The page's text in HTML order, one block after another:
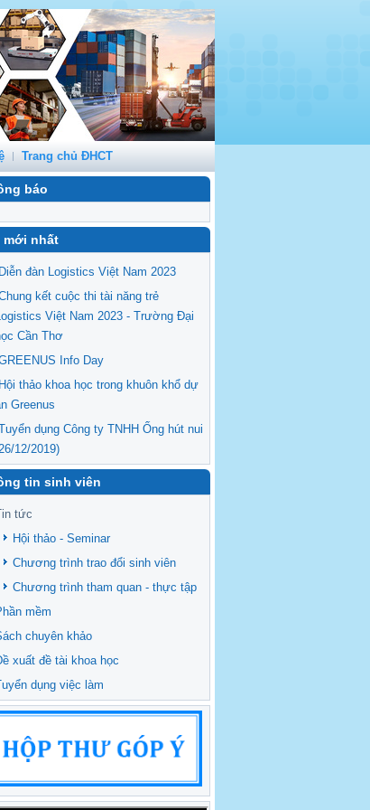
Trang chủ ĐHCT
báo
mới nhất
Diễn đàn Logistics Việt Nam 2023
kết cuộc thi tài năng trẻ
Việt Nam 2023 - Trường Đại
Cần Thơ
Info Day
Hội thảo khoa học trong khuôn khổ dự
Greenus
dụng Công ty TNHH Ống hút nui
12/2019)
tin sinh viên
tức
Hội thảo - Seminar
Chương trình trao đổi sinh viên
Chương trình tham quan - thực tập
mềm
chuyên khảo
xuất đề tài khoa học
dụng việc làm